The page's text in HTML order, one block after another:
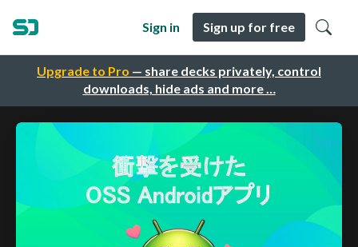
Upgrade to Pro — share decks privately, control
downloads, hide ads and more …
Sign in Sign up for free